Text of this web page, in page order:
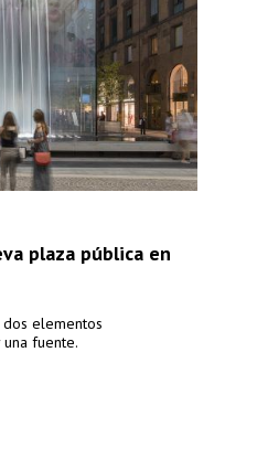
plaza pública en
elementos
fuente.